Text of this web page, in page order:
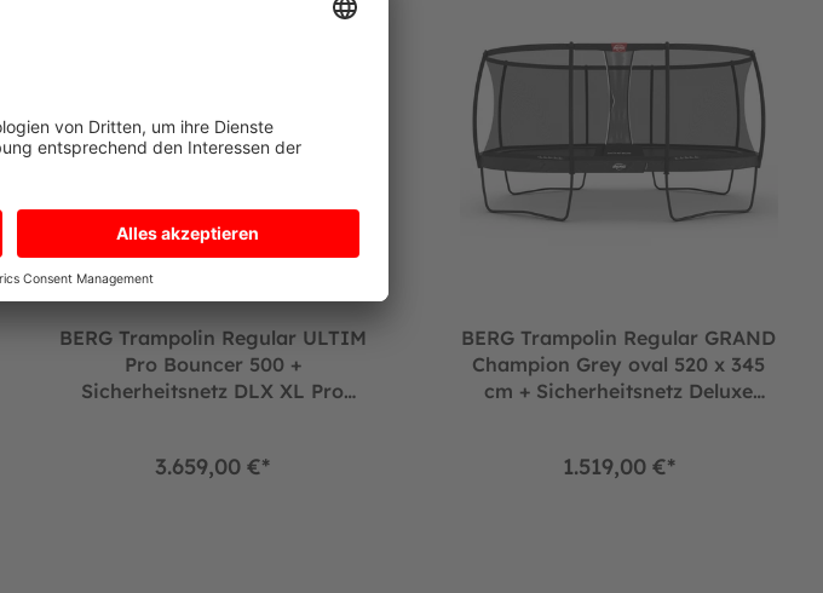
BERG Trampolin Regular ULTIM
Pro Bouncer 500 +
Sicherheitsnetz DLX XL Pro
3.659,00 €*
BERG Trampolin Regular GRAND
Champion Grey oval 520 x 345
cm + Sicherheitsnetz Deluxe
1.519,00 €*